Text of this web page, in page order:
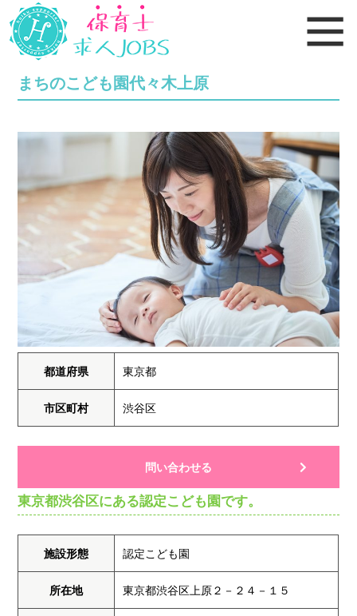
まちのこども園代々木上原
都道府県 東京都
市区町村 渋谷区
問い合わせる
東京都渋谷区にある認定こども園です。
施設形態 認定こども園
所在地 東京都渋谷区上原２－２４－１５